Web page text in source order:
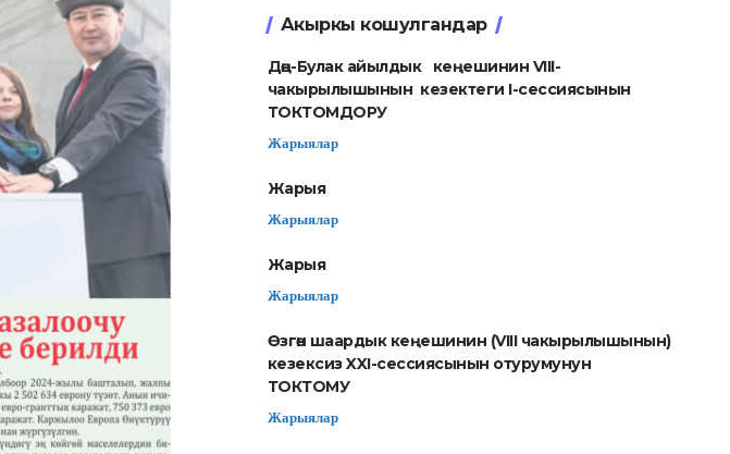
Акыркы кошулгандар
Дөң-Булак айылдык кеңешинин VIII-
чакырылышынын кезектеги I-сессиясынын
ТОКТОМДОРУ
Жарыялар
Жарыя
Жарыялар
Жарыя
Жарыялар
Өзгөн шаардык кеңешинин (VIII чакырылышынын)
кезексиз XXI-сессиясынын отурумунун
ТОКТОМУ ​
Жарыялар